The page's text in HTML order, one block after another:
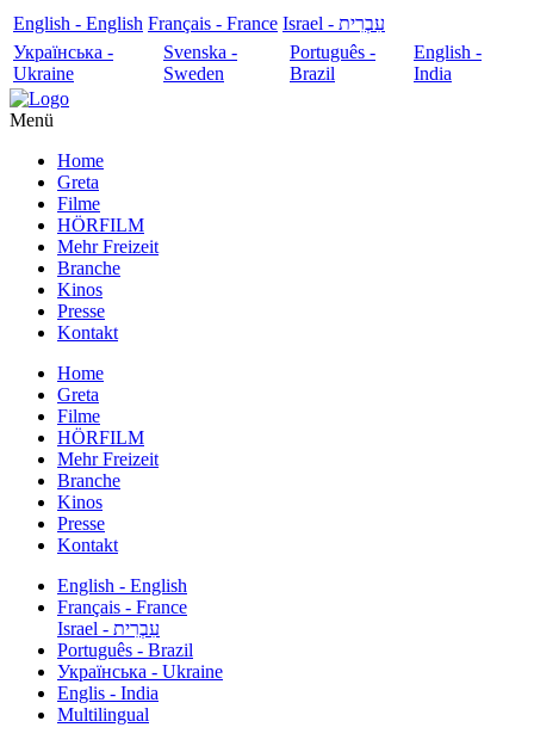
English - English Français - France
עִבְרִית - Israel
Українська -
Ukraine
Svenska -
Sweden
Português -
Brazil
English -
India
Menü
Home
Greta
Filme
HÖRFILM
Mehr Freizeit
Branche
Kinos
Presse
Kontakt
Home
Greta
Filme
HÖRFILM
Mehr Freizeit
Branche
Kinos
Presse
Kontakt
English - English
Français - France
עִבְרִית - Israel
Português - Brazil
Українська - Ukraine
Englis - India
Multilingual